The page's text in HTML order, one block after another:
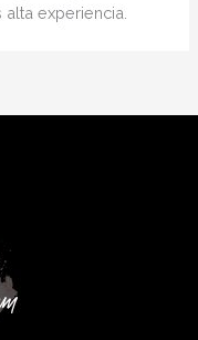
experiencia.